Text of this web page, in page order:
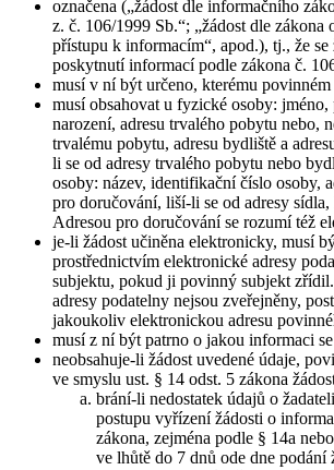
označena („žádost dle informačního
z. č. 106/1999 Sb.“; „žádost dle zákona
přístupu k informacím“, apod.), tj., že se
poskytnutí informací podle zákona č.
musí v ní být určeno, kterému povinném
musí obsahovat u fyzické osoby:
narození, adresu trvalého pobytu nebo,
trvalému pobytu, adresu bydliště a
li se od adresy trvalého pobytu nebo
osoby: název, identifikační číslo osoby,
pro doručování, liší-li se od adresy sídla,
Adresou pro doručování se rozumí též
je-li žádost učiněna elektronicky, musí
prostřednictvím elektronické adresy
subjektu, pokud ji povinný subjekt
adresy podatelny nejsou zveřejněny,
jakoukoliv elektronickou adresu
musí z ní být patrno o jakou informaci se
neobsahuje-li žádost uvedené údaje,
ve smyslu ust. § 14 odst. 5 zákona
brání-li nedostatek údajů o
postupu vyřízení žádosti o
zákona, zejména podle § 14a
ve lhůtě do 7 dnů ode dne podání